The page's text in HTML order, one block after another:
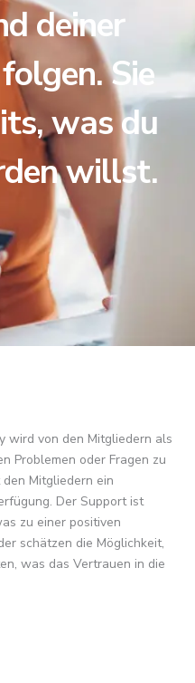
deiner
Sie
was du
willst.
wird von den Mitgliedern als
Problemen oder Fragen zu
Mitgliedern ein
Der Support ist
zu einer positiven
schätzen die Möglichkeit,
was das Vertrauen in die